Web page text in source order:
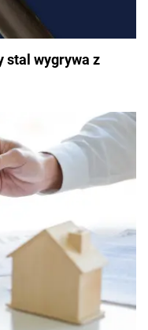
stal wygrywa z